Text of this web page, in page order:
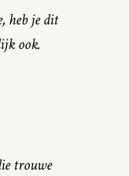
heb je dit
ook.
trouwe